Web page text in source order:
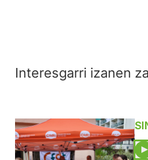
Interesgarri izanen